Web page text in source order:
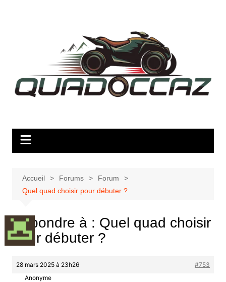
Accueil Forums
Forum
Quel quad choisir pour débuter ?
Répondre à : Quel quad choisir
pour débuter ?
28 mars 2025 à 23h26
#753
Anonyme